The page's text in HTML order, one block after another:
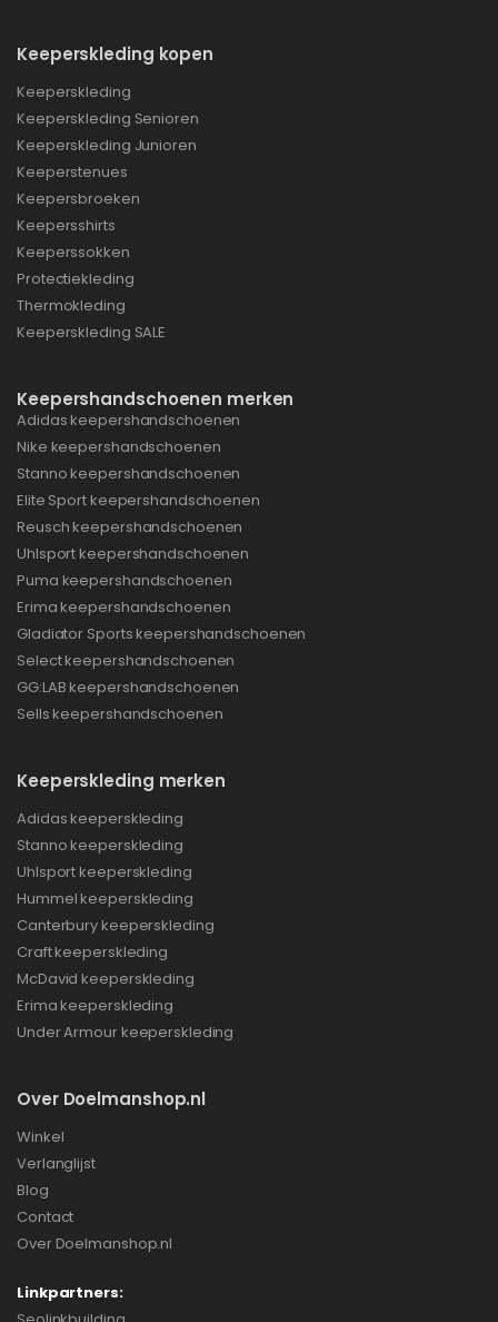
Keeperskleding kopen
Keeperskleding
Keeperskleding Senioren
Keeperskleding Junioren
Keeperstenues
Keepersbroeken
Keepersshirts
Keeperssokken
Protectiekleding
Thermokleding
Keeperskleding SALE
Keepershandschoenen merken
Adidas keepershandschoenen
Nike keepershandschoenen
Stanno keepershandschoenen
Elite Sport keepershandschoenen
Reusch keepershandschoenen
Uhlsport keepershandschoenen
Puma keepershandschoenen
Erima keepershandschoenen
Gladiator Sports keepershandschoenen
Select keepershandschoenen
GG:LAB keepershandschoenen
Sells keepershandschoenen
Keeperskleding merken
Adidas keeperskleding
Stanno keeperskleding
Uhlsport keeperskleding
Hummel keeperskleding
Canterbury keeperskleding
Craft keeperskleding
McDavid keeperskleding
Erima keeperskleding
Under Armour keeperskleding
Over Doelmanshop.nl
Winkel
Verlanglijst
Blog
Contact
Over Doelmanshop.nl
Linkpartners: